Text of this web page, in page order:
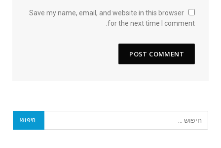
Save my name, email, and website in this browser
for the next time I comment.